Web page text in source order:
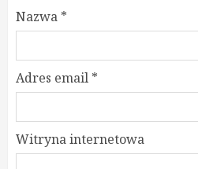
Nazwa *
Adres email *
Witryna internetowa